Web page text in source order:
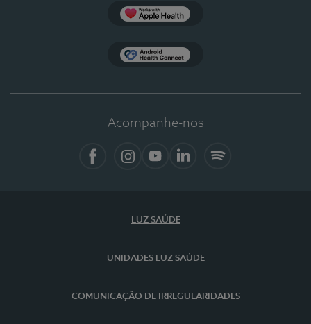
Acompanhe-nos
LUZ SAÚDE
UNIDADES LUZ SAÚDE
COMUNICAÇÃO DE IRREGULARIDADES